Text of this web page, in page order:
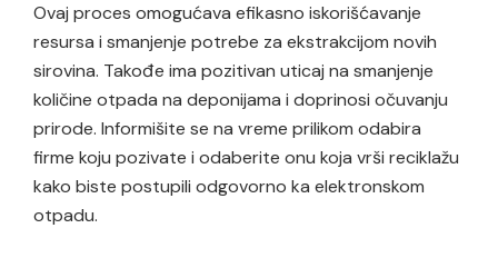
Ovaj proces omogućava efikasno iskorišćavanje
resursa i smanjenje potrebe za ekstrakcijom novih
sirovina. Takođe ima pozitivan uticaj na smanjenje
količine otpada na deponijama i doprinosi očuvanju
prirode. Informišite se na vreme prilikom odabira
firme koju pozivate i odaberite onu koja vrši reciklažu
kako biste postupili odgovorno ka elektronskom
otpadu.